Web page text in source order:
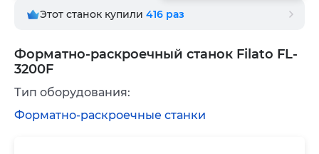
Форматно-раскроечный станок Filato FL-
3200F
Этот станок купили 416 раз
Тип оборудования:
Форматно-раскроечные станки